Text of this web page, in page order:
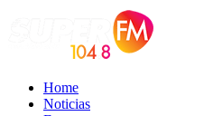
Home
Noticias